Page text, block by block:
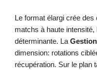
Le format élargi crée
matchs à haute intensité,
déterminante. La
dimension: rotations
récupération. Sur le plan